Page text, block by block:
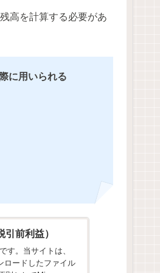
高を計算する必要があ
に用いられる
前利益）
す。当サイトは、
ロードしたファイル